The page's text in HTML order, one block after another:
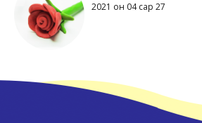
2021 он 04 сар 27